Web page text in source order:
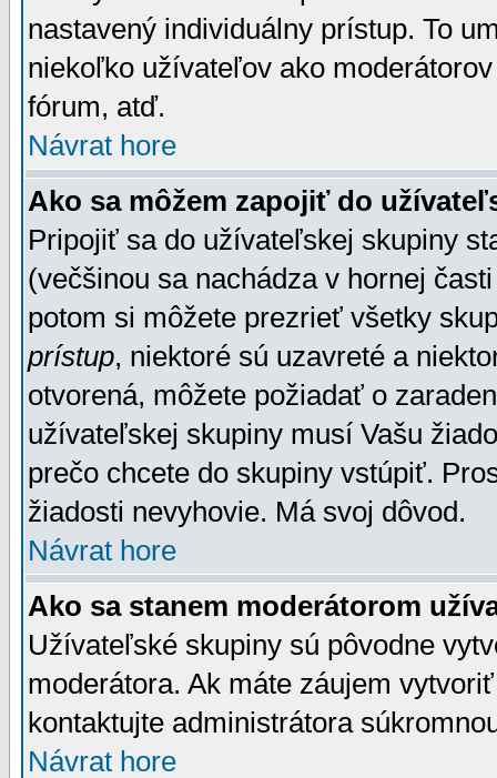
nastavený individuálny prístup. To
niekoľko užívateľov ako
fórum, atď.
Návrat hore
Ako sa môžem zapojiť do
Pripojiť sa do užívateľskej skupiny
(večšinou sa nachádza v hornej
potom si môžete prezrieť všetky
prístup, niektoré sú uzavreté a
otvorená, môžete požiadať o
užívateľskej skupiny musí Vašu
prečo chcete do skupiny vstúpiť.
žiadosti nevyhovie. Má svoj dôvod.
Návrat hore
Ako sa stanem moderátorom
Užívateľské skupiny sú pôvodne
moderátora. Ak máte záujem
kontaktujte administrátora
Návrat hore